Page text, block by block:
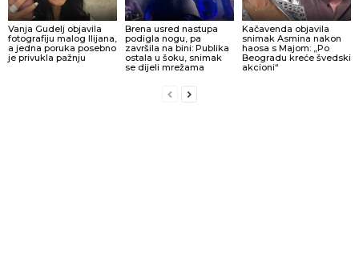
Vanja Gudelj objavila
fotografiju malog Ilijana,
a jedna poruka posebno
je privukla pažnju
Brena usred nastupa
podigla nogu, pa
završila na bini: Publika
ostala u šoku, snimak
se dijeli mrežama
Kačavenda objavila
snimak Asmina nakon
haosa s Majom: „Po
Beogradu kreće švedski
akcioni“